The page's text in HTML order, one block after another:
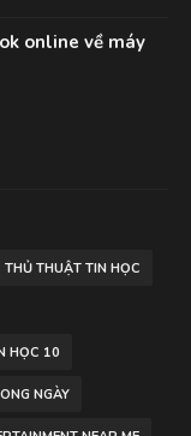
online về máy
THỦ THUẬT TIN HỌC
HỌC 10
NGÀY